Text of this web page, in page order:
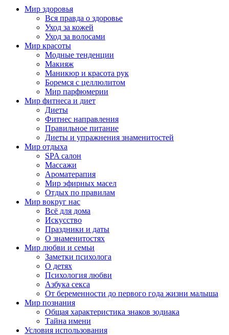
Мир здоровья
Вся правда о здоровье
Уход за кожей
Уход за волосами
Мир красоты
Модные тенденции
Макияж
Маникюр и красота рук
Боремся с целлюлитом
Мир парфюмерии
Мир фитнеса и диет
Диеты
Фитнес направления
Правильное питание
Диеты и упражнения знаменитостей
Мир отдыха
SPA салон
Массажи
Ароматерапия
Мир эфирных масел
Отдых по правилам
Мир вокруг нас
Всё для дома
Искусство
Праздники и даты
О знаменитостях
Мир любви и семьи
Заметки психолога
О детях
Психология любви
Азбука секса
От беременности до первого года жизни малыша
Мир познания
Общая характеристика знаков зодиака
Тайна имени
Условия использования